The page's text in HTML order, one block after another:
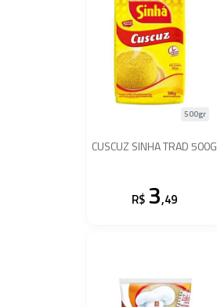
CUSCUZ SINHA TRAD 500G
500gr
R$ 3,49